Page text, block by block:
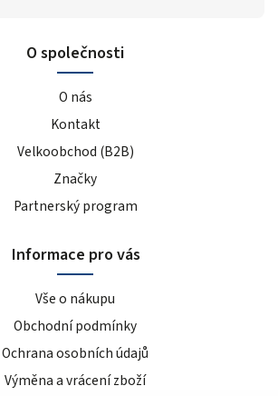
O společnosti
O nás
Kontakt
Velkoobchod (B2B)
Značky
Partnerský program
Informace pro vás
Vše o nákupu
Obchodní podmínky
Ochrana osobních údajů
Výměna a vrácení zboží